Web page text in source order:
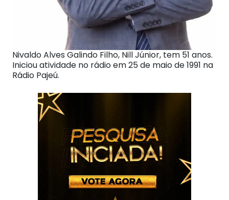
Nivaldo Alves Galindo Filho, Nill Júnior, tem 51 anos.
Iniciou atividade no rádio em 25 de maio de 1991 na
Rádio Pajeú.